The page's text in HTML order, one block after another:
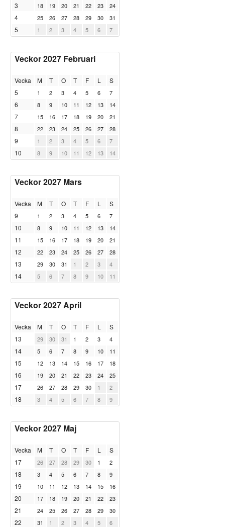
3 18 19 20 21 22 23 24
4 25 26 27 28 29 30 31
5 1 2 3 4 5 6 7
Veckor 2027 Februari
Vecka M T O T F L
S
5
1 2 3 4 5 6 7
6 8 9 10 11 12 13 14
7 15 16 17 18 19 20 21
8 22 23 24 25 26 27 28
9 1 2 3 4 5 6 7
10 8 9 10 11 12 13 14
Veckor 2027 Mars
Vecka M T O T F L
S
9
1 2 3 4 5 6 7
10 8 9 10 11 12 13 14
11 15 16 17 18 19 20 21
12 22 23 24 25 26 27 28
13 29 30 31 1 2 3 4
14 5 6 7 8 9 10 11
Veckor 2027 April
Vecka M T O T F L
S
13
29 30 31 1 2 3 4
14 5 6 7 8 9 10 11
15 12 13 14 15 16 17 18
16 19 20 21 22 23 24 25
17 26 27 28 29 30 1 2
18 3 4 5 6 7 8 9
Veckor 2027 Maj
Vecka M T O T F L
S
17
26 27 28 29 30 1 2
18 3 4 5 6 7 8 9
19 10 11 12 13 14 15 16
20 17 18 19 20 21 22 23
21 24 25 26 27 28 29 30
22 31 1 2 3 4 5 6